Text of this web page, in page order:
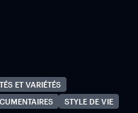
ET VARIÉTÉS
STYLE DE VIE